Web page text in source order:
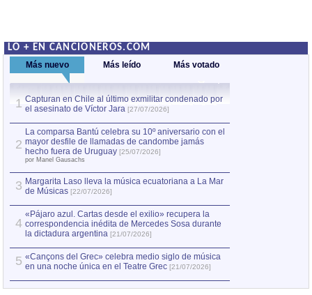
LO + EN CANCIONEROS.COM
Más nuevo Más leído Más votado
1 Capturan en Chile al último exmilitar condenado por
el asesinato de Víctor Jara [27/07/2026]
2
La comparsa Bantú celebra su 10º aniversario con el
mayor desfile de llamadas de candombe jamás
hecho fuera de Uruguay [25/07/2026]
por Manel Gausachs
3 Margarita Laso lleva la música ecuatoriana a La Mar
de Músicas [22/07/2026]
4
«Pájaro azul. Cartas desde el exilio» recupera la
correspondencia inédita de Mercedes Sosa durante
la dictadura argentina [21/07/2026]
5 «Cançons del Grec» celebra medio siglo de música
en una noche única en el Teatre Grec [21/07/2026]